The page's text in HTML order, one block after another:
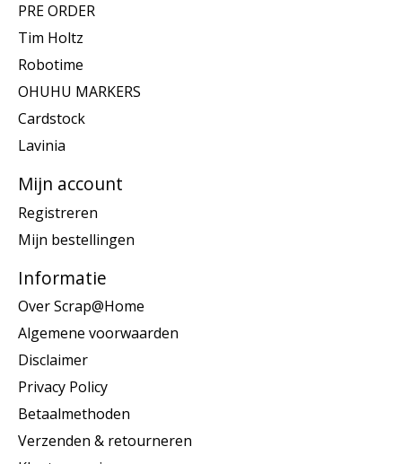
PRE ORDER
Tim Holtz
Robotime
OHUHU MARKERS
Cardstock
Lavinia
Mijn account
Registreren
Mijn bestellingen
Informatie
Over Scrap@Home
Algemene voorwaarden
Disclaimer
Privacy Policy
Betaalmethoden
Verzenden & retourneren